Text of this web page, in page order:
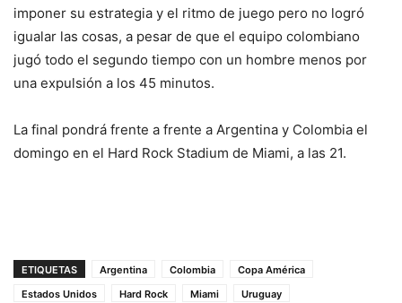
imponer su estrategia y el ritmo de juego pero no logró
igualar las cosas, a pesar de que el equipo colombiano
jugó todo el segundo tiempo con un hombre menos por
una expulsión a los 45 minutos.
La final pondrá frente a frente a Argentina y Colombia el
domingo en el Hard Rock Stadium de Miami, a las 21.
ETIQUETAS Argentina Colombia
Copa América
Estados Unidos
Hard Rock Miami Uruguay